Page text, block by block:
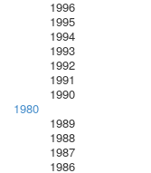
1996
1995
1994
1993
1992
1991
1990
1980
1989
1988
1987
1986